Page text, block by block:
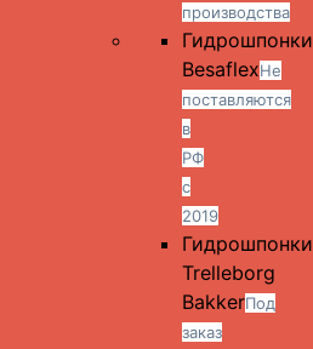
производства
Гидрошпонки
BesaflexНе
поставляются
в
РФ
с
2019
Гидрошпонки
Trelleborg
BakkerПод
заказ